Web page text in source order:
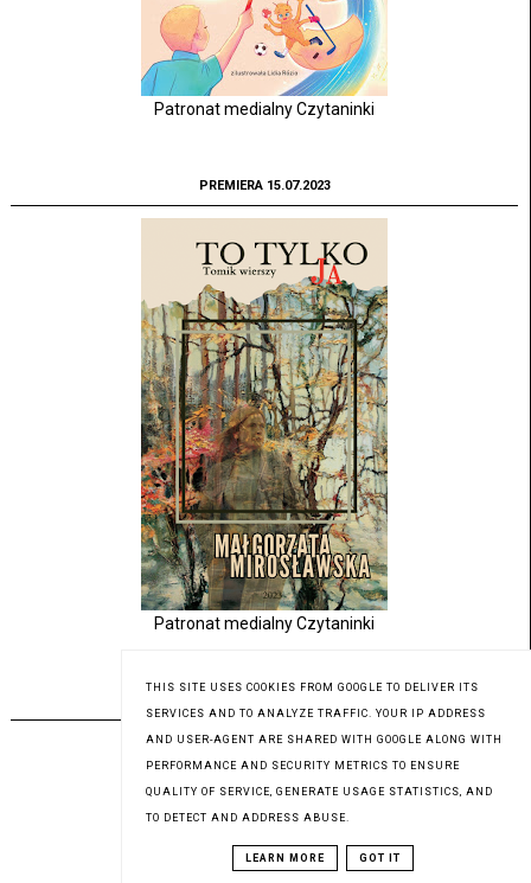
Patronat medialny Czytaninki
PREMIERA 15.07.2023
Patronat medialny Czytaninki
THIS SITE USES COOKIES FROM GOOGLE TO DELIVER ITS
SERVICES AND TO ANALYZE TRAFFIC. YOUR IP ADDRESS
AND USER-AGENT ARE SHARED WITH GOOGLE ALONG WITH
PERFORMANCE AND SECURITY METRICS TO ENSURE
QUALITY OF SERVICE, GENERATE USAGE STATISTICS, AND
TO DETECT AND ADDRESS ABUSE.
LEARN MORE GOT IT